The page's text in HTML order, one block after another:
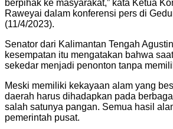
berpihak ke masyarakat,” kata Ketua
Raweyai dalam konferensi pers di
(11/4/2023).
Senator dari Kalimantan Tengah
kesempatan itu mengatakan bahwa
sekedar menjadi penonton tanpa
Meski memiliki kekayaan alam yang
daerah harus dihadapkan pada
salah satunya pangan. Semua hasil
pemerintah pusat.